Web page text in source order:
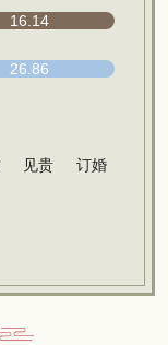
16.14
26.86
见贵
订婚